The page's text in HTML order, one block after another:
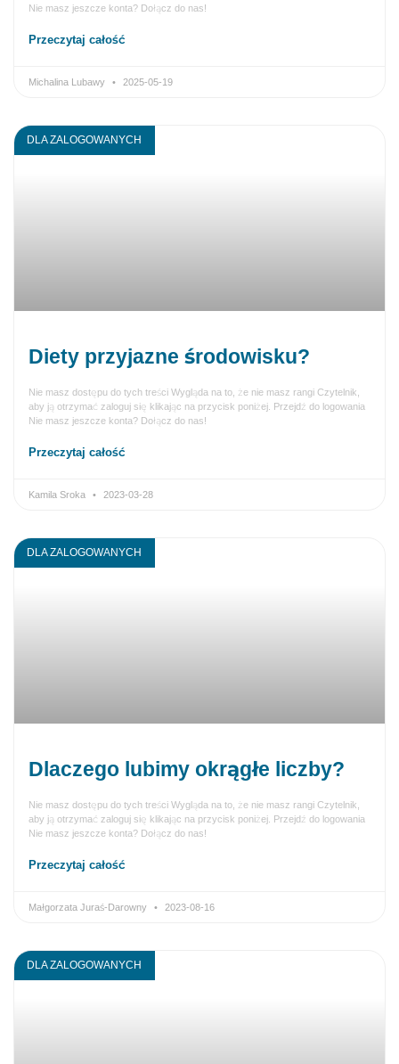
Nie masz jeszcze konta? Dołącz do nas!
Przeczytaj całość
Michalina Lubawy 2025-05-19
DLA ZALOGOWANYCH
Diety przyjazne środowisku?
Nie masz dostępu do tych treści Wygląda na to, że nie masz rangi Czytelnik,
aby ją otrzymać zaloguj się klikając na przycisk poniżej. Przejdź do logowania
Nie masz jeszcze konta? Dołącz do nas!
Przeczytaj całość
Kamila Sroka 2023-03-28
DLA ZALOGOWANYCH
Dlaczego lubimy okrągłe liczby?
Nie masz dostępu do tych treści Wygląda na to, że nie masz rangi Czytelnik,
aby ją otrzymać zaloguj się klikając na przycisk poniżej. Przejdź do logowania
Nie masz jeszcze konta? Dołącz do nas!
Przeczytaj całość
Małgorzata Juraś-Darowny 2023-08-16
DLA ZALOGOWANYCH